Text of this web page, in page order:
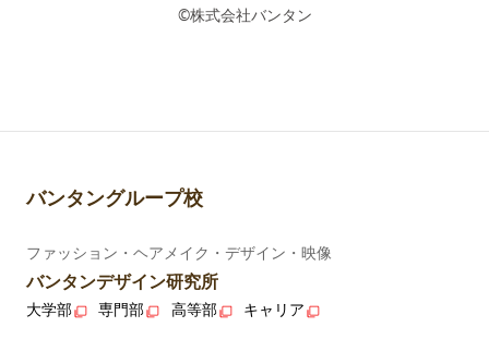
©株式会社バンタン
バンタングループ校
ファッション・ヘアメイク・デザイン・映像
バンタンデザイン研究所
大学部 専門部 高等部 キャリア